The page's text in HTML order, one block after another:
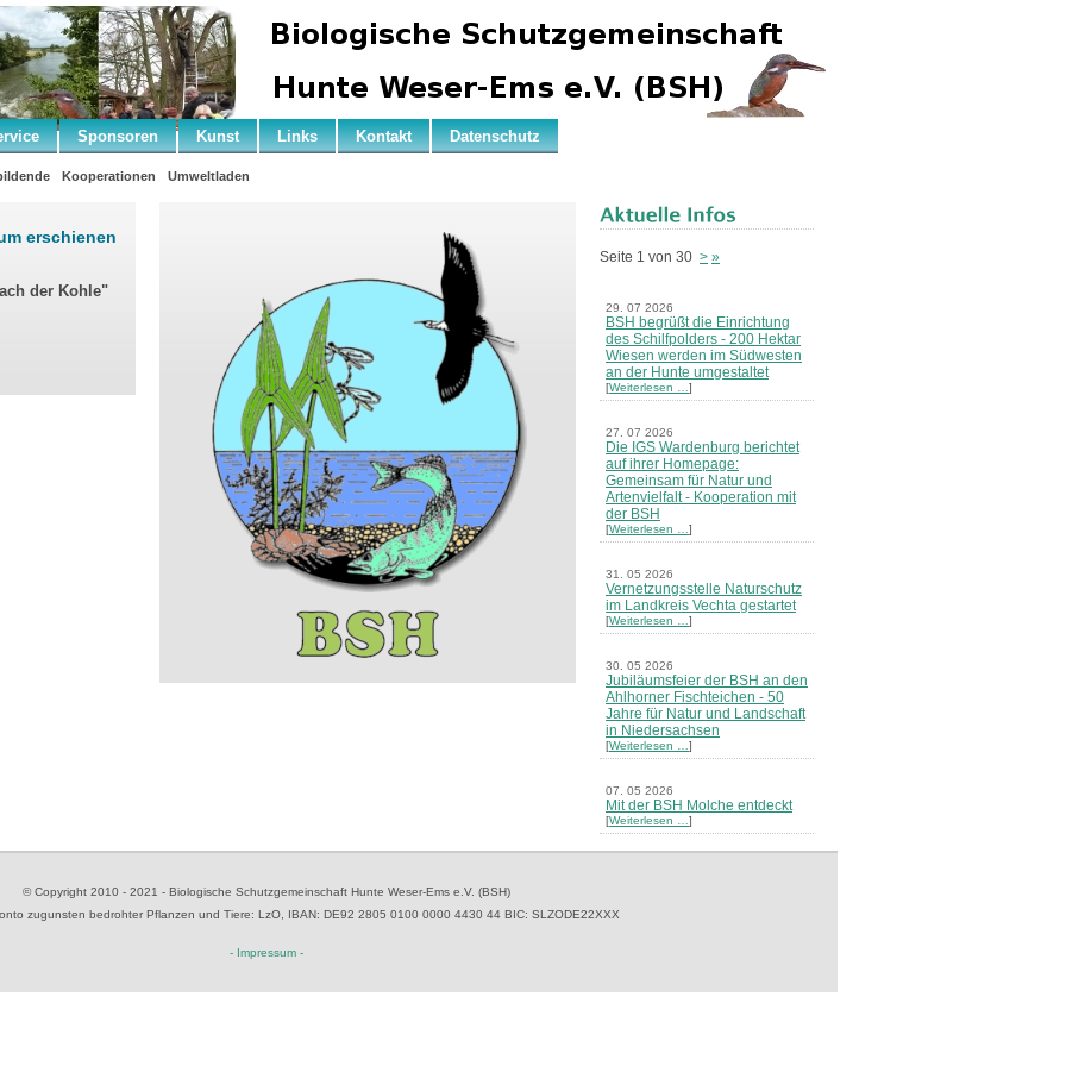
Sponsoren Kunst Links Kontakt Datenschutz
Kooperationen Umweltladen
erschienen
der Kohle"
Seite 1 von 30 > »
29. 07 2026
BSH begrüßt die Einrichtung
des Schilfpolders - 200 Hektar
Wiesen werden im Südwesten
an der Hunte umgestaltet
[Weiterlesen … ]
27. 07 2026
Die IGS Wardenburg berichtet
auf ihrer Homepage:
Gemeinsam für Natur und
Artenvielfalt - Kooperation mit
der BSH
[Weiterlesen … ]
31. 05 2026
Vernetzungsstelle Naturschutz
im Landkreis Vechta gestartet
[Weiterlesen … ]
30. 05 2026
Jubiläumsfeier der BSH an den
Ahlhorner Fischteichen - 50
Jahre für Natur und Landschaft
in Niedersachsen
[Weiterlesen … ]
07. 05 2026
Mit der BSH Molche entdeckt
[Weiterlesen … ]
[Weiterlesen …
© Copyright 2010 - 2021 - Biologische Schutzgemeinschaft Hunte Weser-Ems e.V. (BSH)
zugunsten bedrohter Pflanzen und Tiere: LzO, IBAN: DE92 2805 0100 0000 4430 44 BIC: SLZODE22XXX
- Impressum -